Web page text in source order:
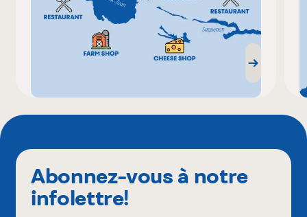
Abonnez-vous à notre
infolettre!